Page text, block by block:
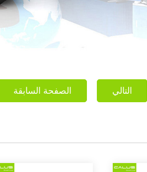
الصفحة السابقة التالي